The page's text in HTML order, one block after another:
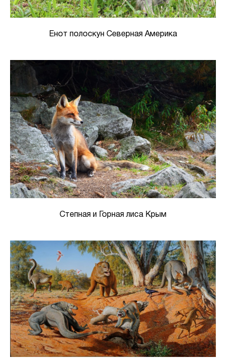
Енот полоскун Северная Америка
Степная и Горная лиса Крым